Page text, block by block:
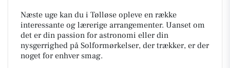
Næste uge kan du i Tølløse opleve en række
interessante og lærerige arrangementer. Uanset om
det er din passion for astronomi eller din
nysgerrighed på Solformørkelser, der trækker, er der
noget for enhver smag.